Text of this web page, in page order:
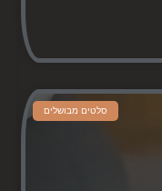
סלטים מבושלים